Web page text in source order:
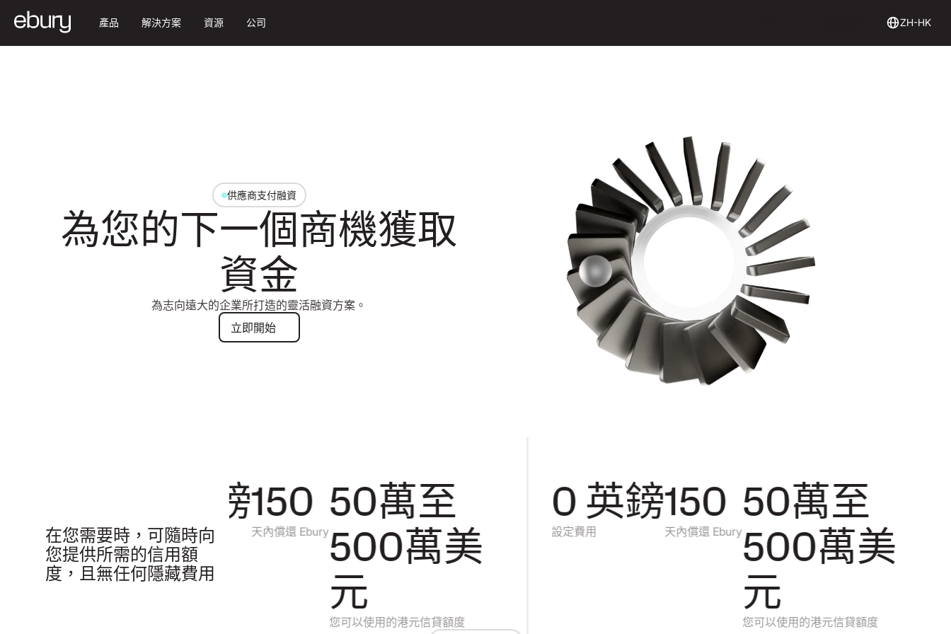
產品 解決方案 資源 公司 ZH-HK
供應商支付融資
為您的下一個商機獲取
資金
為志向遠大的企業所打造的靈活融資方案。
立即開始
立即開始
在您需要時，可隨時向
您提供所需的信用額
度，且無任何隱藏費用
設定費用
150
天內償還 Ebury
50萬至
500萬美
元
您可以使用的港元信貸額度
0 英鎊
設定費用
150
天內償還 Ebury
50萬至
500萬美
元
您可以使用的港元信貸額度